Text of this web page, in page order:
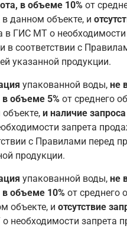
в объеме 10% от
данном объекте, и
в ГИС МТ о необходимости
в соответствии с
указанной продукции.
упакованной воды, не
в объеме 5% от среднего
и наличие запроса
запрета
с Правилами перед
продукции.
упакованной воды, не
в объеме 10% от среднего
объекте, и отсутствие
необходимости запрета